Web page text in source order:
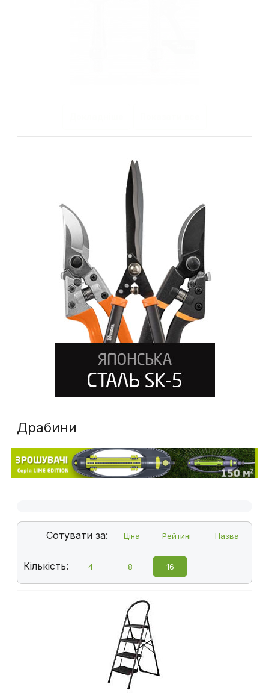
Драбини
Сотувати за: Ціна Рейтинг Назва
Кількість: 4 8 16